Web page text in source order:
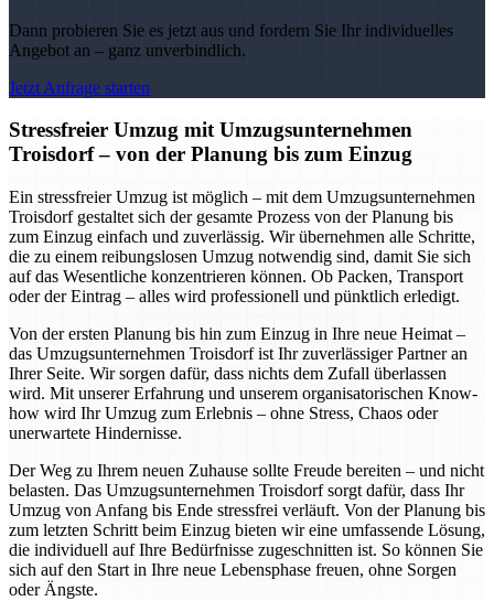
Dann probieren Sie es jetzt aus und fordern Sie Ihr individuelles
Angebot an – ganz unverbindlich.
Jetzt Anfrage starten
Stressfreier Umzug mit Umzugsunternehmen
Troisdorf – von der Planung bis zum Einzug
Ein stressfreier Umzug ist möglich – mit dem Umzugsunternehmen
Troisdorf gestaltet sich der gesamte Prozess von der Planung bis
zum Einzug einfach und zuverlässig. Wir übernehmen alle Schritte,
die zu einem reibungslosen Umzug notwendig sind, damit Sie sich
auf das Wesentliche konzentrieren können. Ob Packen, Transport
oder der Eintrag – alles wird professionell und pünktlich erledigt.
Von der ersten Planung bis hin zum Einzug in Ihre neue Heimat –
das Umzugsunternehmen Troisdorf ist Ihr zuverlässiger Partner an
Ihrer Seite. Wir sorgen dafür, dass nichts dem Zufall überlassen
wird. Mit unserer Erfahrung und unserem organisatorischen Know-
how wird Ihr Umzug zum Erlebnis – ohne Stress, Chaos oder
unerwartete Hindernisse.
Der Weg zu Ihrem neuen Zuhause sollte Freude bereiten – und nicht
belasten. Das Umzugsunternehmen Troisdorf sorgt dafür, dass Ihr
Umzug von Anfang bis Ende stressfrei verläuft. Von der Planung bis
zum letzten Schritt beim Einzug bieten wir eine umfassende Lösung,
die individuell auf Ihre Bedürfnisse zugeschnitten ist. So können Sie
sich auf den Start in Ihre neue Lebensphase freuen, ohne Sorgen
oder Ängste.